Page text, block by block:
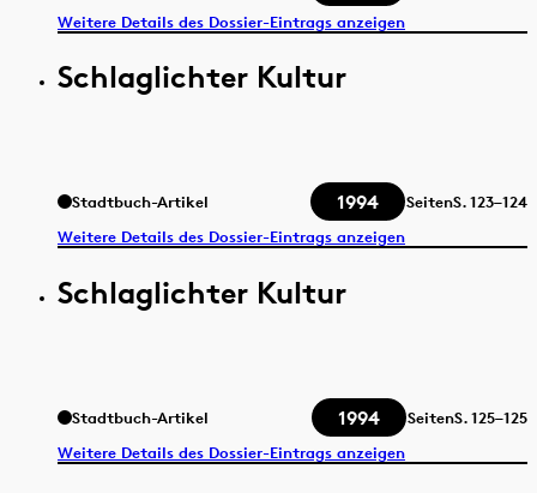
Weitere Details des Dossier-Eintrags anzeigen
Schlaglichter Kultur
Stadtbuch-Artikel 1994 SeitenS.123–124
Weitere Details des Dossier-Eintrags anzeigen
Schlaglichter Kultur
Stadtbuch-Artikel 1994 SeitenS.125–125
Weitere Details des Dossier-Eintrags anzeigen